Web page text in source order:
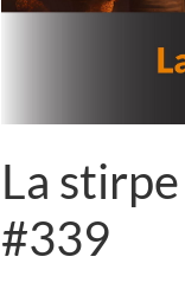
La
#339